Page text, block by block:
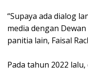
“Supaya ada dialog
media dengan
panitia lain, Faisal
Pada tahun 2022